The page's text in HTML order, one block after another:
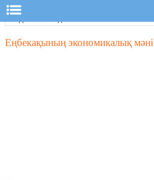
Еңбекақының экономикалық мәні